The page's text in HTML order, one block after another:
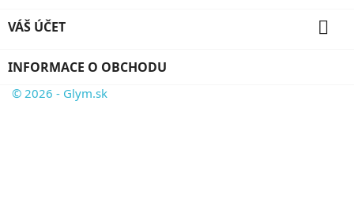
VÁŠ ÚČET 
INFORMACE O OBCHODU
© 2026 - Glym.sk